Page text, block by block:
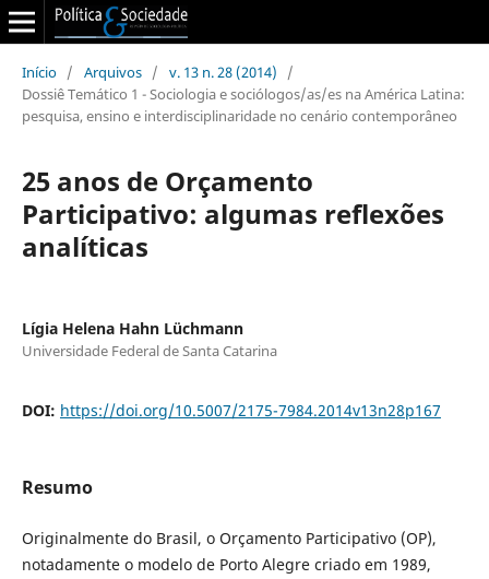
Início / Arquivos / v. 13 n. 28 (2014)
/
Dossiê Temático 1 - Sociologia e sociólogos/as/es na América Latina:
pesquisa, ensino e interdisciplinaridade no cenário contemporâneo
25 anos de Orçamento
Participativo: algumas reflexões
analíticas
Lígia Helena Hahn Lüchmann
Universidade Federal de Santa Catarina
DOI: https://doi.org/10.5007/2175-7984.2014v13n28p167
Resumo
Originalmente do Brasil, o Orçamento Participativo (OP),
notadamente o modelo de Porto Alegre criado em 1989,